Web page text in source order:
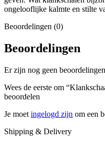
ongelooflijke kalmte en stilte
Beoordelingen (0)
Beoordelingen
Er zijn nog geen
Wees de eerste om
beoordelen
Je moet ingelogd zijn om een
Shipping & Delivery